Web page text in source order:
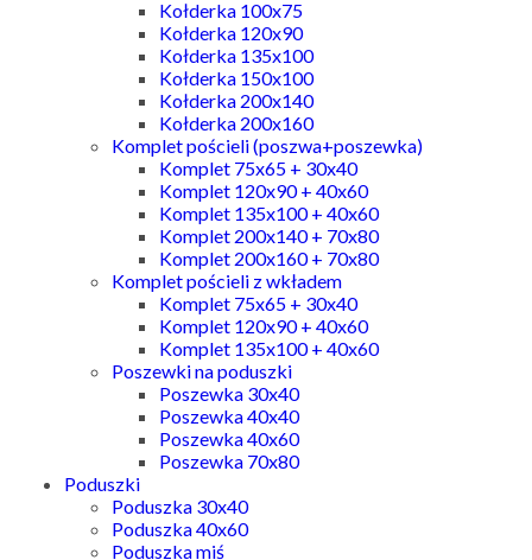
Kołderka 100x75
Kołderka 120x90
Kołderka 135x100
Kołderka 150x100
Kołderka 200x140
Kołderka 200x160
Komplet pościeli (poszwa+poszewka)
Komplet 75x65 + 30x40
Komplet 120x90 + 40x60
Komplet 135x100 + 40x60
Komplet 200x140 + 70x80
Komplet 200x160 + 70x80
Komplet pościeli z wkładem
Komplet 75x65 + 30x40
Komplet 120x90 + 40x60
Komplet 135x100 + 40x60
Poszewki na poduszki
Poszewka 30x40
Poszewka 40x40
Poszewka 40x60
Poszewka 70x80
Poduszki
Poduszka 30x40
Poduszka 40x60
Poduszka miś